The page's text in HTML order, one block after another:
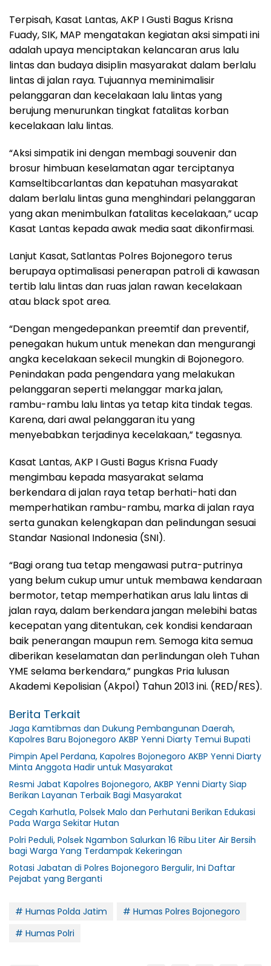
Terpisah, Kasat Lantas, AKP I Gusti Bagus Krisna
Fuady, SIK, MAP mengatakan kegiatan aksi simpati ini
adalah upaya menciptakan kelancaran arus lalu
lintas dan budaya disiplin masyarakat dalam berlalu
lintas di jalan raya. Tujuannya meminimalisir
pelanggaran dan kecelakaan lalu lintas yang
berujung menurunkan tingkat fatalitas korban
kecelakaan lalu lintas.
“Aksi simpatik ini dengan membagi souvenir dan
brosur himbuan keselamatan agar terciptanya
Kamseltibcarlantas dan kepatuhan masyarakat
dalam berlalu lintas guna menghindari pelanggaran
yang akan menimbulkan fatalitas kecelakaan,” ucap
Kasat Lantas kepada awak media saat dikonfirmasi.
Lanjut Kasat, Satlantas Polres Bojonegoro terus
berupaya optimalisasi penerapan patroli di kawasan
tertib lalu lintas dan ruas jalan rawan kecelakaan
atau black spot area.
“Dengan mengedepankan preemtif dan preventif,
penegakan hukum untuk menekan dan mengurangi
angka kecelakaan sekecil mungkin di Bojonegoro.
Penindakan pada pengendara yang melakukan
pelanggaran seperti melanggar marka jalan,
rambu-rambu lalu lintas ya tetap kita tindak tegas.
Karena, dari awal pelanggaran itu yang
menyebabkan terjadinya kecelakaan,” tegasnya.
Kasat Lantas, AKP I Gusti Bagus Krisna Fuady
mengimbau kepada masyarakat selama
berkendara di jalan raya tetap berhati-hati dan
memperhatikan rambu-rambu, marka di jalan raya
serta gunakan kelengkapan dan pelindungan sesuai
Standar Nasional Indonesia (SNI).
“Bagi orang tua tetap mengawasi putra-putrinya
yang belum cukup umur untuk membawa kendaraan
bermotor, tetap memperhatikan arus lalu lintas di
jalan raya, dalam berkendara jangan melebihi batas
kecepatan yang ditentukan, cek kondisi kendaraan
baik penerangan maupun rem. Semoga kita semua
diberikan keselamatan dan perlindungan oleh Tuhan
YME selama berkendara,” pungkas Pria lulusan
Akademi Kepolisian (Akpol) Tahun 2013 ini. (RED/RES).
Berita Terkait
Jaga Kamtibmas dan Dukung Pembangunan Daerah,
Kapolres Baru Bojonegoro AKBP Yenni Diarty Temui Bupati
Pimpin Apel Perdana, Kapolres Bojonegoro AKBP Yenni Diarty
Minta Anggota Hadir untuk Masyarakat
Resmi Jabat Kapolres Bojonegoro, AKBP Yenni Diarty Siap
Berikan Layanan Terbaik Bagi Masyarakat
Cegah Karhutla, Polsek Malo dan Perhutani Berikan Edukasi
Pada Warga Sekitar Hutan
Polri Peduli, Polsek Ngambon Salurkan 16 Ribu Liter Air Bersih
bagi Warga Yang Terdampak Kekeringan
Rotasi Jabatan di Polres Bojonegoro Bergulir, Ini Daftar
Pejabat yang Berganti
# Humas Polda Jatim
# Humas Polres Bojonegoro
# Humas Polri